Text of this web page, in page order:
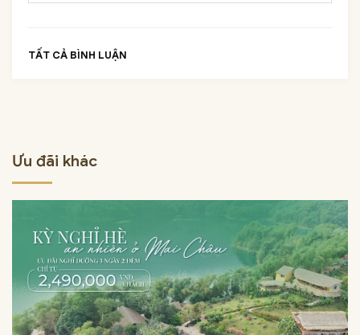
TẤT CẢ BÌNH LUẬN
Ưu đãi khác